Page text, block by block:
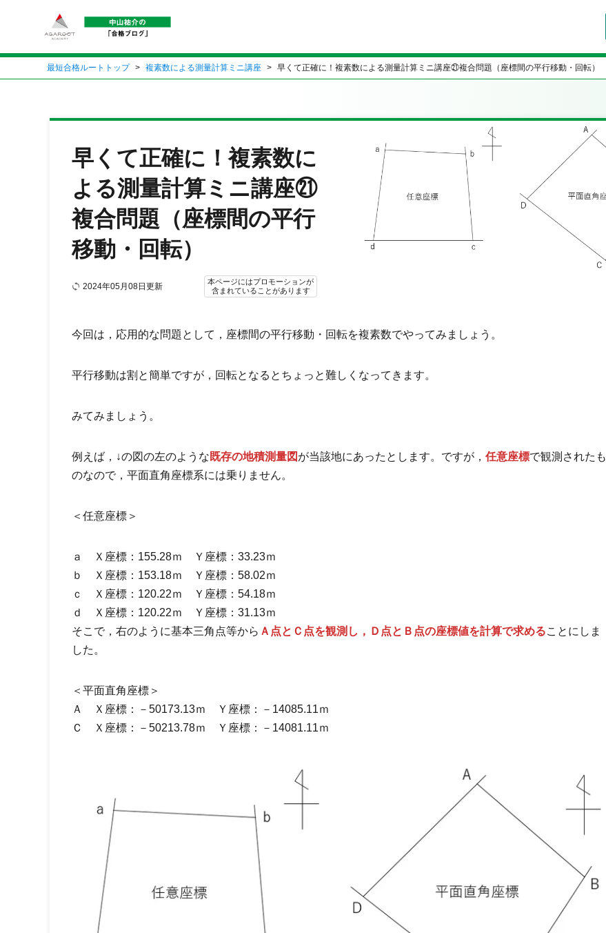
最短合格ルートトップ 複素数による測量計算ミニ講座 早くて正確に！複素数による測量計算ミニ講座㉑複合問題（座標間の平行移動・回転）
早くて正確に！複素数に
よる測量計算ミニ講座㉑
複合問題（座標間の平行
移動・回転）
2024年05月08日更新
本ページにはプロモーションが
含まれていることがあります
今回は，応用的な問題として，座標間の平行移動・回転を複素数でやってみましょう。
平行移動は割と簡単ですが，回転となるとちょっと難しくなってきます。
みてみましょう。
例えば，↓の図の左のような 既存の地積測量図 が当該地にあったとします。ですが， 任意座標で観測されたも
のなので，平面直角座標系には乗りません。
＜任意座標＞
ａ Ｘ座標：155.28ｍ Ｙ座標：33.23ｍ
ｂ Ｘ座標：153.18ｍ Ｙ座標：58.02ｍ
ｃ Ｘ座標：120.22ｍ Ｙ座標：54.18ｍ
ｄ Ｘ座標：120.22ｍ Ｙ座標：31.13ｍ
そこで，右のように基本三角点等から Ａ点とＣ点を観測し，Ｄ点とＢ点の座標値を計算で求めることにしま
した。
＜平面直角座標＞
Ａ Ｘ座標：－50173.13ｍ Ｙ座標：－14085.11ｍ
Ｃ Ｘ座標：－50213.78ｍ Ｙ座標：－14081.11ｍ